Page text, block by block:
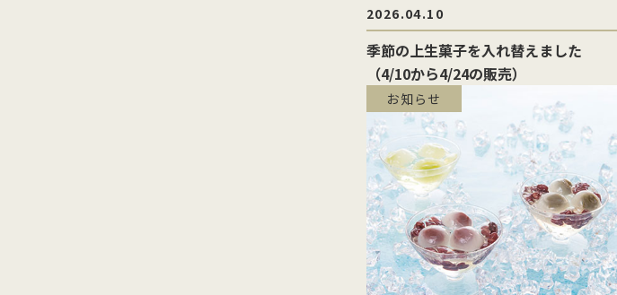
2026.04.10
季節の上生菓子を入れ替えました
（4/10から4/24の販売）
お知らせ